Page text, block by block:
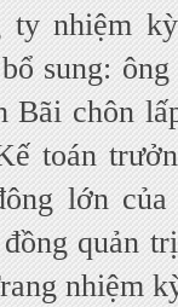
nhiệm
sung:
chôn
toán
lớn
quản
nhiệm